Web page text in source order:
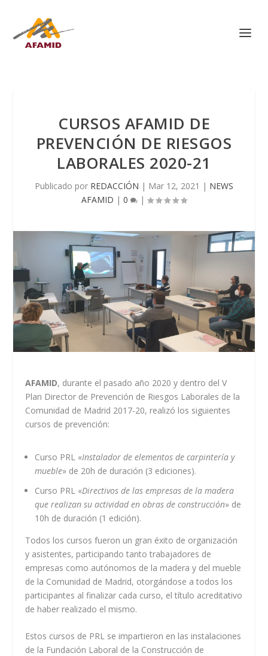
CURSOS AFAMID DE
PREVENCIÓN DE RIESGOS
LABORALES 2020-21
Publicado por REDACCIÓN | Mar 12, 2021 | NEWS
AFAMID | 0 |
AFAMID, durante el pasado año 2020 y dentro del V
Plan Director de Prevención de Riesgos Laborales de la
Comunidad de Madrid 2017-20, realizó los siguientes
cursos de prevención:
Curso PRL «Instalador de elementos de carpintería y
mueble» de 20h de duración (3 ediciones).
Curso PRL «Directivos de las empresas de la madera
que realizan su actividad en obras de construcción» de
10h de duración (1 edición).
Todos los cursos fueron un gran éxito de organización
y asistentes, participando tanto trabajadores de
empresas como autónomos de la madera y del mueble
de la Comunidad de Madrid, otorgándose a todos los
participantes al finalizar cada curso, el título acreditativo
de haber realizado el mismo.
Estos cursos de PRL se impartieron en las instalaciones
de la Fundación Laboral de la Construcción de